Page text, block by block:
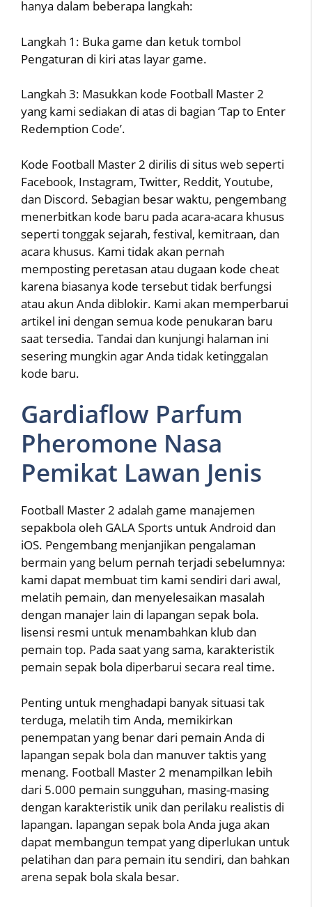
hanya dalam beberapa langkah:
Langkah 1: Buka game dan ketuk tombol
Pengaturan di kiri atas layar game.
Langkah 3: Masukkan kode Football Master 2
yang kami sediakan di atas di bagian ‘Tap to Enter
Redemption Code’.
Kode Football Master 2 dirilis di situs web seperti
Facebook, Instagram, Twitter, Reddit, Youtube,
dan Discord. Sebagian besar waktu, pengembang
menerbitkan kode baru pada acara-acara khusus
seperti tonggak sejarah, festival, kemitraan, dan
acara khusus. Kami tidak akan pernah
memposting peretasan atau dugaan kode cheat
karena biasanya kode tersebut tidak berfungsi
atau akun Anda diblokir. Kami akan memperbarui
artikel ini dengan semua kode penukaran baru
saat tersedia. Tandai dan kunjungi halaman ini
sesering mungkin agar Anda tidak ketinggalan
kode baru.
Gardiaflow Parfum
Pheromone Nasa
Pemikat Lawan Jenis
Football Master 2 adalah game manajemen
sepakbola oleh GALA Sports untuk Android dan
iOS. Pengembang menjanjikan pengalaman
bermain yang belum pernah terjadi sebelumnya:
kami dapat membuat tim kami sendiri dari awal,
melatih pemain, dan menyelesaikan masalah
dengan manajer lain di lapangan sepak bola.
lisensi resmi untuk menambahkan klub dan
pemain top. Pada saat yang sama, karakteristik
pemain sepak bola diperbarui secara real time.
Penting untuk menghadapi banyak situasi tak
terduga, melatih tim Anda, memikirkan
penempatan yang benar dari pemain Anda di
lapangan sepak bola dan manuver taktis yang
menang. Football Master 2 menampilkan lebih
dari 5.000 pemain sungguhan, masing-masing
dengan karakteristik unik dan perilaku realistis di
lapangan. lapangan sepak bola Anda juga akan
dapat membangun tempat yang diperlukan untuk
pelatihan dan para pemain itu sendiri, dan bahkan
arena sepak bola skala besar.